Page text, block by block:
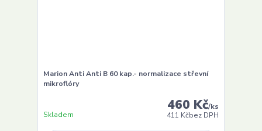
Marion Anti Anti B 60 kap.- normalizace střevní
mikroflóry
460 Kč/ks
411 Kčbez DPH
Skladem